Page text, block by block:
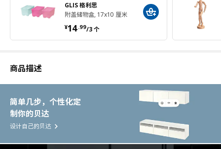
GLIS 格利思
附盖储物盒, 17x10 厘米
¥14.99/3 个
¥ 14.99/3 个
商品描述
简单几步，个性化定
制你的贝达
设计自己的贝达